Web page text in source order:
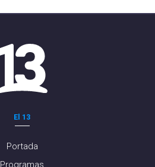
El 13
Portada
Programas